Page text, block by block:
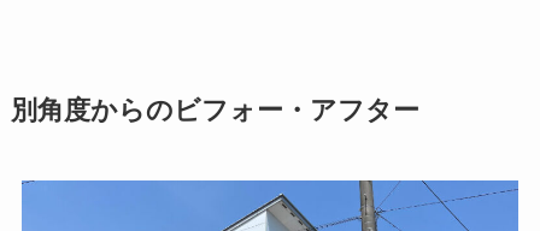
別角度からのビフォー・アフター